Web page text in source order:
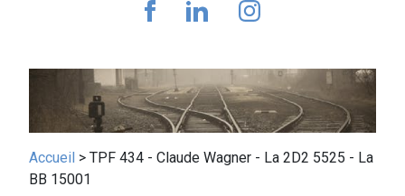
Fil
Accueil
TPF 434 - Claude Wagner - La 2D2 5525 - La
BB 15001